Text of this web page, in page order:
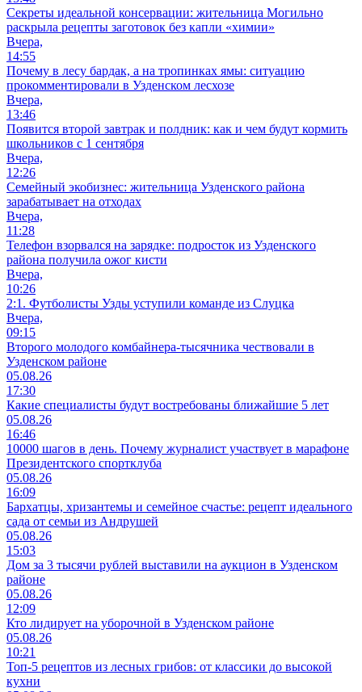
Секреты идеальной консервации: жительница Могильно
раскрыла рецепты заготовок без капли «химии»
Вчера,
14:55
Почему в лесу бардак, а на тропинках ямы: ситуацию
прокомментировали в Узденском лесхозе
Вчера,
13:46
Появится второй завтрак и полдник: как и чем будут кормить
школьников с 1 сентября
Вчера,
12:26
Семейный экобизнес: жительница Узденского района
зарабатывает на отходах
Вчера,
11:28
Телефон взорвался на зарядке: подросток из Узденского
района получила ожог кисти
Вчера,
10:26
2:1. Футболисты Узды уступили команде из Слуцка
Вчера,
09:15
Второго молодого комбайнера-тысячника чествовали в
Узденском районе
05.08.26
17:30
Какие специалисты будут востребованы ближайшие 5 лет
05.08.26
16:46
10000 шагов в день. Почему журналист участвует в марафоне
Президентского спортклуба
05.08.26
16:09
Бархатцы, хризантемы и семейное счастье: рецепт идеального
сада от семьи из Андрушей
05.08.26
15:03
Дом за 3 тысячи рублей выставили на аукцион в Узденском
районе
05.08.26
12:09
Кто лидирует на уборочной в Узденском районе
05.08.26
10:21
Топ-5 рецептов из лесных грибов: от классики до высокой
кухни